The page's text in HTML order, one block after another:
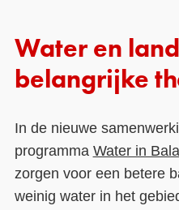
Water en
belangrijke
In de nieuwe
programma Water in
zorgen voor een betere
weinig water in het